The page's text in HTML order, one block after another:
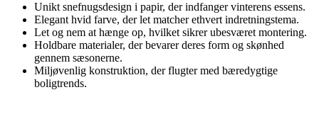
Unikt snefnugsdesign i papir, der indfanger vinterens essens.
Elegant hvid farve, der let matcher ethvert indretningstema.
Let og nem at hænge op, hvilket sikrer ubesværet montering.
Holdbare materialer, der bevarer deres form og skønhed
gennem sæsonerne.
Miljøvenlig konstruktion, der flugter med bæredygtige
boligtrends.